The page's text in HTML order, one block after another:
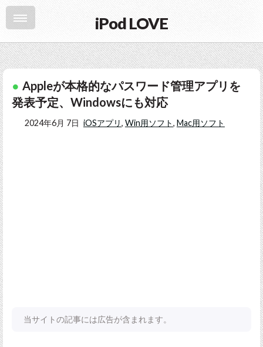
iPod LOVE
Appleが本格的なパスワード管理アプリを
発表予定、Windowsにも対応
2024年6月 7日 iOSアプリ, Win用ソフト, Mac用ソフト
当サイトの記事には広告が含まれます。